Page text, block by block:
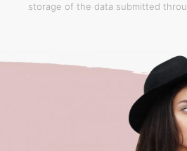
storage of the data submitted